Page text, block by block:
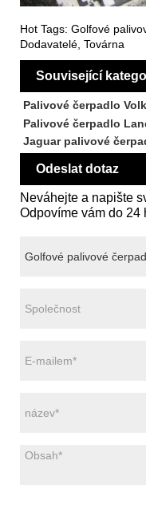
Hot Tags: Golfové
Dodavatelé, Továrna
Související
Palivové čerpadlo
Palivové čerpadlo
Jaguar palivové
Odeslat dotaz
Neváhejte a napište
Odpovíme vám do 24